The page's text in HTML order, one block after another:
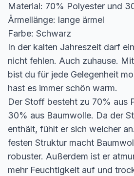
Material: 70% Polyester und
Ärmellänge: lange ärmel
Farbe: Schwarz
In der kalten Jahreszeit darf
nicht fehlen. Auch zuhause.
bist du für jede Gelegenheit
hast es immer schön warm.
Der Stoff besteht zu 70% aus
30% aus Baumwolle. Da der
enthält, fühlt er sich weicher
festen Struktur macht
robuster. Außerdem ist er
mehr Feuchtigkeit auf und